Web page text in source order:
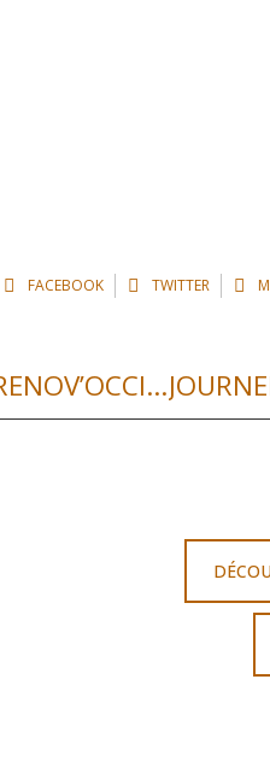
FACEBOOK TWITTER
REPRISE DES PERMANENCES DU SERVICE RENOV’OCCITANIE